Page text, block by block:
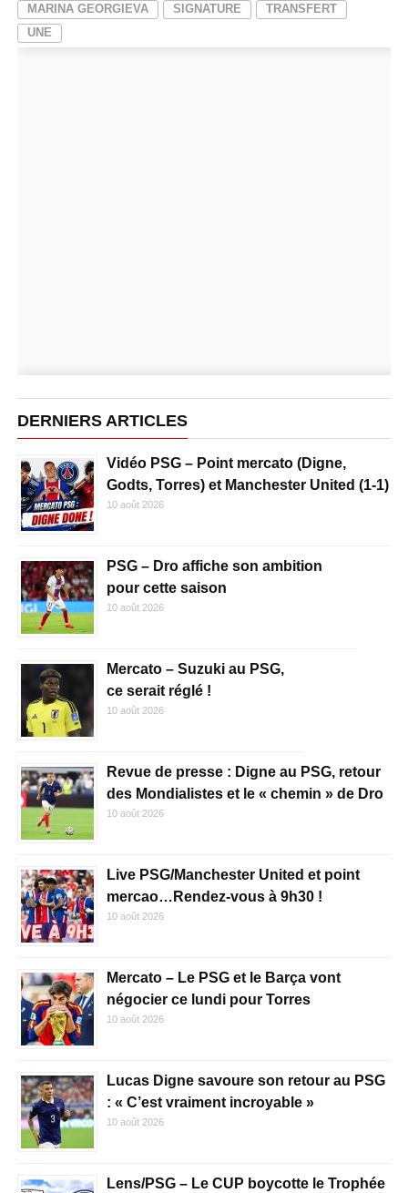
MARINA GEORGIEVA SIGNATURE
TRANSFERT
UNE
DERNIERS ARTICLES
Vidéo PSG – Point mercato (Digne,
Godts, Torres) et Manchester United (1-1)
10 août 2026
PSG – Dro affiche son ambition
pour cette saison
10 août 2026
Mercato – Suzuki au PSG,
ce serait réglé !
10 août 2026
Revue de presse : Digne au PSG, retour
des Mondialistes et le « chemin » de Dro
10 août 2026
Live PSG/Manchester United et point
mercao…Rendez-vous à 9h30 !
10 août 2026
Mercato – Le PSG et le Barça vont
négocier ce lundi pour Torres
10 août 2026
Lucas Digne savoure son retour au PSG
: « C’est vraiment incroyable »
10 août 2026
Lens/PSG – Le CUP boycotte le Trophée